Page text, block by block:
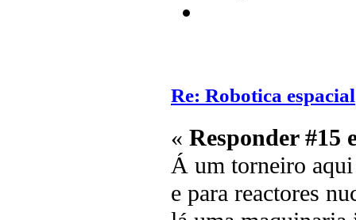
Re: Robotica espacial
« Responder #15
Á um torneiro aqui
e para reactores